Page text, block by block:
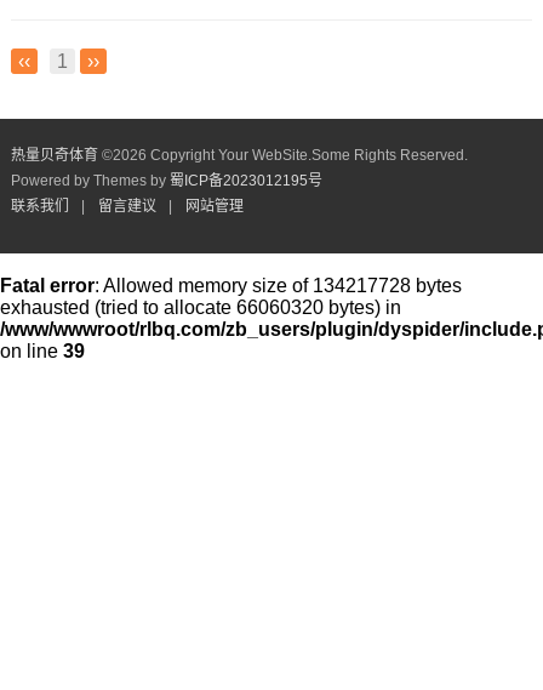
‹‹ 1 ››
热量贝奇体育 ©2026 Copyright Your WebSite.Some Rights Reserved.
Powered by Themes by 蜀ICP备2023012195号
联系我们
留言建议 网站管理
Fatal error: Allowed memory size of 134217728 bytes
exhausted (tried to allocate 66060320 bytes) in
/www/wwwroot/rlbq.com/zb_users/plugin/dyspider/
on line 39